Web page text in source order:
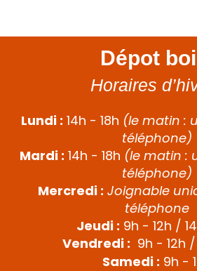
Dépot
Horaires
Lundi : 14h - 18h (le matin :
téléphone)
Mardi : 14h - 18h (le matin :
téléphone)
Mercredi : Joignable
téléphone
Jeudi : 9h - 12h /
Vendredi : 9h - 12h /
Samedi : 9h -